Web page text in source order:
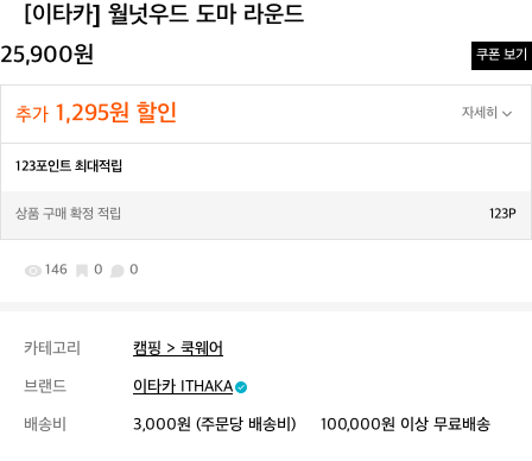
[이타카] 월넛우드 도마 라운드
25,900원
쿠폰 보기
추가 1,295원 할인 자세히
123포인트 최대적립
상품 구매 확정 적립 123P
146 0 0
카테고리
캠핑 > 쿡웨어
브랜드
이타카 ITHAKA
배송비
3,000원 (주문당 배송비) 100,000원 이상 무료배송